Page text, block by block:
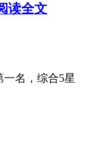
读全文
名，综合5星